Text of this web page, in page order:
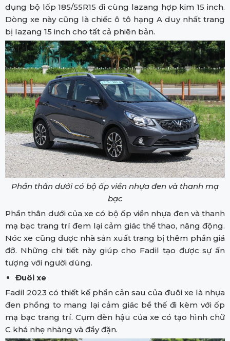
dụng bộ lốp 185/55R15 đi cùng lazang hợp kim 15 inch.
Dòng xe này cũng là chiếc ô tô hạng A duy nhất trang
bị lazang 15 inch cho tất cả phiên bản.
Phần thân dưới có bộ ốp viền nhựa đen và thanh mạ
bạc
Phần thân dưới của xe có bộ ốp viền nhựa đen và thanh
mạ bạc trang trí đem lại cảm giác thể thao, năng động.
Nóc xe cũng được nhà sản xuất trang bị thêm phần giá
đỡ. Những chi tiết này giúp cho Fadil tạo được sự ấn
tượng với người dùng.
Đuôi xe
Fadil 2023 có thiết kế phần cản sau của đuôi xe là nhựa
đen phồng to mang lại cảm giác bề thế đi kèm với ốp
mạ bạc trang trí. Cụm đèn hậu của xe có tạo hình chữ
C khá nhẹ nhàng và đầy đặn.